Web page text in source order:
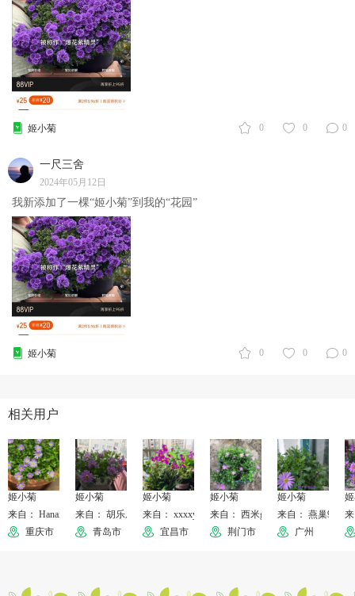
0 0 0
姬小菊
一尺三舍
2024年05月12日
我新添加了一棵“姬小菊”到我的“花园”
0 0 0
姬小菊
相关用户
姬小菊
来自： Hanax
重庆市
姬小菊
来自： 胡乐乐
青岛市
姬小菊
来自： xxxxylove
宜昌市
姬小菊
来自： 西米girl
荆门市
姬小菊
来自： 燕巢9672
广州